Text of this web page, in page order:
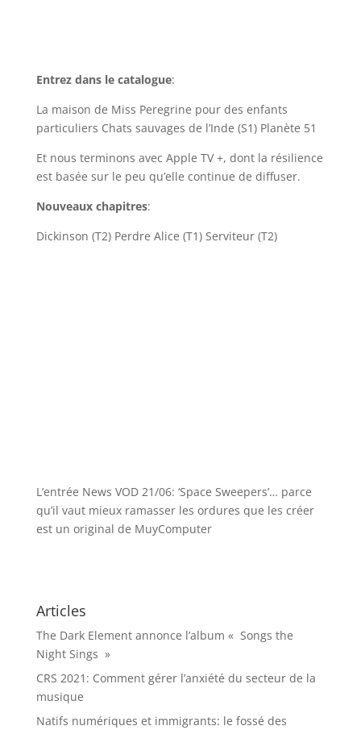
Entrez dans le catalogue:
La maison de Miss Peregrine pour des enfants
particuliers Chats sauvages de l’Inde (S1) Planète 51
Et nous terminons avec Apple TV +, dont la résilience
est basée sur le peu qu’elle continue de diffuser.
Nouveaux chapitres:
Dickinson (T2) Perdre Alice (T1) Serviteur (T2)
L’entrée News VOD 21/06: ‘Space Sweepers’… parce
qu’il vaut mieux ramasser les ordures que les créer
est un original de MuyComputer
Articles
The Dark Element annonce l’album « Songs the
Night Sings »
CRS 2021: Comment gérer l’anxiété du secteur de la
musique
Natifs numériques et immigrants: le fossé des